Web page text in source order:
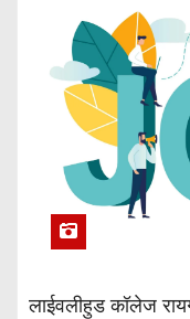
लाईवलीहुड कॉलेज